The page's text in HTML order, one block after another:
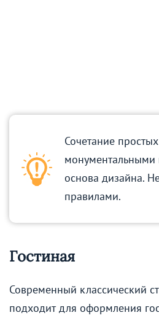
Сочетание
монументальными
основа дизайна.
правилами.
Гостиная
Современный классический
подходит для оформления